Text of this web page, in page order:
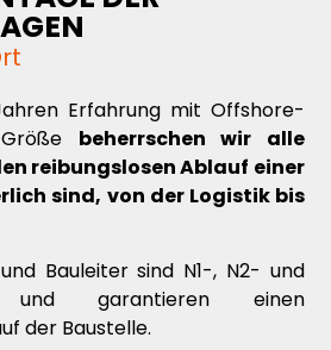
Erfahrung mit Offshore-
beherrschen wir alle
reibungslosen Ablauf einer
sind, von der Logistik bis
Bauleiter sind N1-, N2- und
und garantieren einen
der Baustelle.